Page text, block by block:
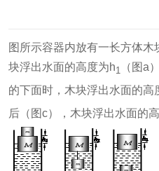
图所示容器内放有一长方体
块浮出水面的高度为h1
（图a
的下面时，木块浮出水面的高
后（图c），木块浮出水面的